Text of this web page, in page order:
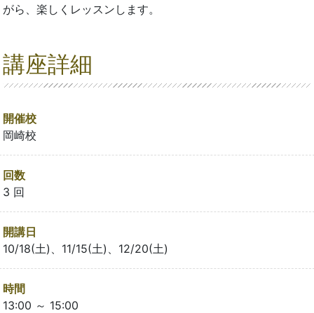
がら、楽しくレッスンします。
講座詳細
開催校
岡崎校
回数
3 回
開講日
10/18(土)、11/15(土)、12/20(土)
時間
13:00 ～ 15:00